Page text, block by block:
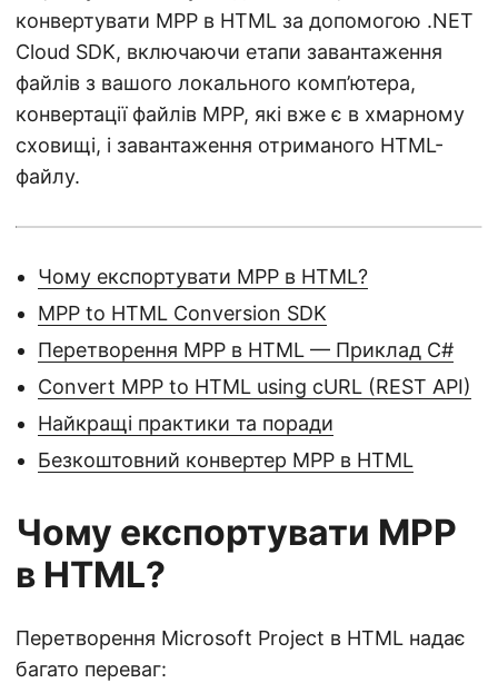
конвертувати MPP в HTML за допомогою .NET
Cloud SDK, включаючи етапи завантаження
файлів з вашого локального комп’ютера,
конвертації файлів MPP, які вже є в хмарному
сховищі, і завантаження отриманого HTML-
файлу.
Чому експортувати MPP в HTML?
MPP to HTML Conversion SDK
Перетворення MPP в HTML — Приклад C#
Convert MPP to HTML using cURL (REST API)
Найкращі практики та поради
Безкоштовний конвертер MPP в HTML
Чому експортувати MPP
в HTML?
Перетворення Microsoft Project в HTML надає
багато переваг: